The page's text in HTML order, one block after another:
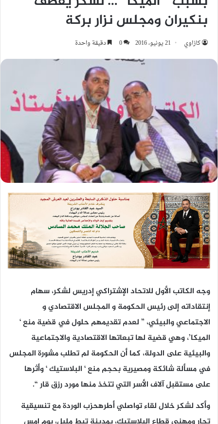
بنكيران ومجلس نزار بركة
كازاوي 21 يونيو، 2016 0 دقيقة واحدة
وجه الكاتب الأول للاتحاد الإشتراكي إدريس لشكر، سهام
إنتقاداته إلى رئيس الحكومة و المجلس الاقتصادي و
الاجتماعي والبيئي، ” لعدم تقديمهم حلول في قضية منع ‘
الميكا’، وهي قضية لها تبعاتها الاقتصادية والاجتماعية
والبيئية على الدولة، كما أن الحكومة لم تطلب مشورة المجلس
في مسألة شائكة ومصيرية بحجم منع ‘ البلاستيك ‘ وأثرها
على مستقبل آلاف الأسر التي تتخذ منها مورد رزق قار “.
وأكد لشكر خلال لقاء تواصلي أطرهحزب الوردة مع تنسيقية